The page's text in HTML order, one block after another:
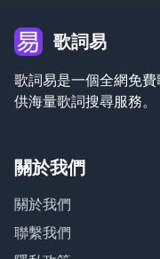
歌詞易
歌詞易是一個全網免
供海量歌詞搜尋服務。
關於我們
關於我們
聯繫我們